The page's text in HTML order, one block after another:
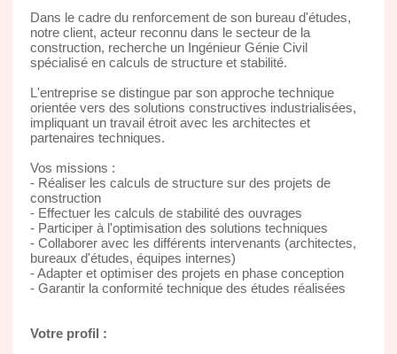
Dans le cadre du renforcement de son bureau d'études,
notre client, acteur reconnu dans le secteur de la
construction, recherche un Ingénieur Génie Civil
spécialisé en calculs de structure et stabilité.
L'entreprise se distingue par son approche technique
orientée vers des solutions constructives industrialisées,
impliquant un travail étroit avec les architectes et
partenaires techniques.
Vos missions :
- Réaliser les calculs de structure sur des projets de
construction
- Effectuer les calculs de stabilité des ouvrages
- Participer à l'optimisation des solutions techniques
- Collaborer avec les différents intervenants (architectes,
bureaux d'études, équipes internes)
- Adapter et optimiser des projets en phase conception
- Garantir la conformité technique des études réalisées
Votre profil :